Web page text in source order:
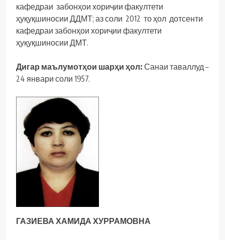
кафедраи забонҳои хориҷии факултети
ҳуқуқшиносии ДДМТ; аз соли 2012 то ҳол дотсенти
кафедраи забонҳои хориҷии факултети
ҳуқуқшиносии ДМТ.
Дигар маълумотҳои шарҳи ҳол: Санаи таваллуд –
24 январи соли 1957.
ГАЗИЕВА ХАМИДА ХУРРАМОВНА